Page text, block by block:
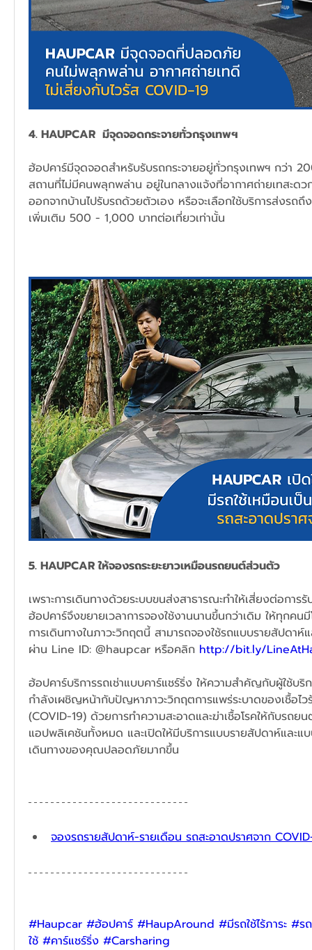
4. HAUPCAR  มีจุดจอดกระจายทั่วกรุงเทพฯ
ฮ้อปคาร์มีจุดจอดสำหรับรับรถกระจายอยู่ทั่วกรุงเทพฯ กว่า
สถานที่ไม่มีคนพลุกพล่าน อยู่ในกลางแจ้งที่อากาศถ่ายเทสะด
ออกจากบ้านไปรับรถด้วยตัวเอง หรือจะเลือกใช้บริการส่งรถถึ
เพิ่มเติม 500 - 1,000 บาทต่อเที่ยวเท่านั้น
5. HAUPCAR ให้จองรถระยะยาวเหมือนรถยนต์ส่วนตัว
เพราะการเดินทางด้วยระบบขนส่งสาธารณะทำให้เสี่ยงต่อการรั
ฮ้อปคาร์จึงขยายเวลาการจองใช้งานนานขึ้นกว่าเดิม ให้ทุกคน
การเดินทางในภาวะวิกฤตนี้ สามารถจองใช้รถแบบรายสัปดาห์
ผ่าน Line ID: @haupcar หรือคลิก http://bit.ly/
ฮ้อปคาร์บริการรถเช่าแบบคาร์แชร์ริ่ง ให้ความสำคัญกับผู้ใช้บริก
กำลังเผชิญหน้ากับปัญหาภาวะวิกฤตการแพร่ระบาดของเชื้อไ
(COVID-19) ด้วยการทำความสะอาดและฆ่าเชื้อโรคให้กับรถยน
แอปพลิเคชันทั้งหมด และเปิดให้มีบริการแบบรายสัปดาห์และแ
เดินทางของคุณปลอดภัยมากขึ้น
จองรถรายสัปดาห์-รายเดือน รถสะอาดปราศจาก
#Haupcar #ฮ้อปคาร์ #HaupAround #มีรถใช้ไร้ภาระ #รถ
ใช้ #คาร์แชร์ริ่ง #Carsharing